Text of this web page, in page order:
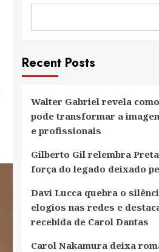
Recent Posts
Walter Gabriel revela
pode transformar a
e profissionais
Gilberto Gil relembra
força do legado deixado
Davi Lucca quebra o
elogios nas redes e
recebida de Carol Dantas
Carol Nakamura deixa